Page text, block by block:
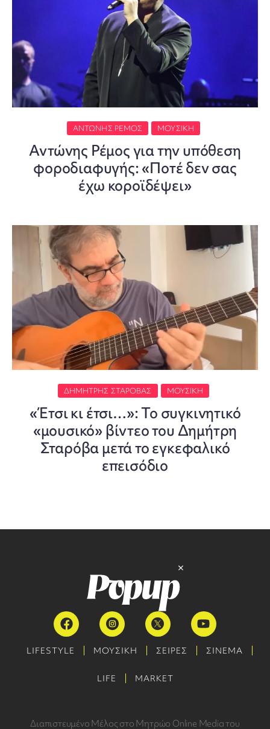
ΑΝΤΏΝΗΣ ΡΈΜΟΣ ΜΟΥΣΙΚΉ
Αντώνης Ρέμος για την υπόθεση
φοροδιαφυγής: «Ποτέ δεν σας
έχω κοροϊδέψει»
ΔΗΜΉΤΡΗΣ ΣΤΑΡΌΒΑΣ ΜΟΥΣΙΚΉ
«Έτσι κι έτσι…»: Το συγκινητικό
«μουσικό» βίντεο του Δημήτρη
Σταρόβα μετά το εγκεφαλικό
επεισόδιο
LIFESTYLE ΜΟΥΣΙΚΗ ΣΕΙΡΕΣ ΣΙΝΕΜΑ
LIFE MARKET
Διαπιστευμένο Μέλος στο Μητρώο Online Media του